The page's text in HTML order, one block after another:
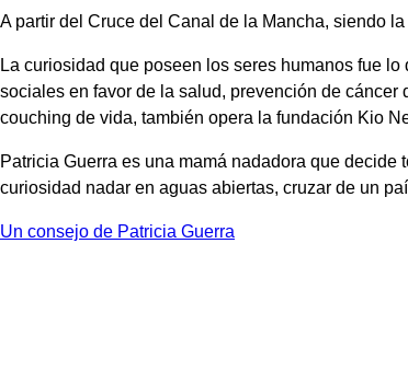
A partir del Cruce del Canal de la Mancha, siendo
La curiosidad que poseen los seres humanos fue
sociales en favor de la salud, prevención de
couching de vida, también opera la fundación Kio
Patricia Guerra es una mamá nadadora que
curiosidad nadar en aguas abiertas, cruzar de un
Un consejo de Patricia Guerra